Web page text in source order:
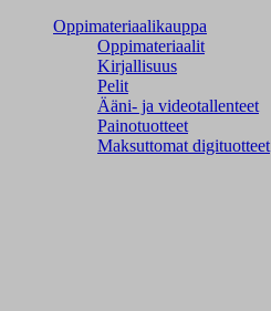
Oppimateriaalikauppa
Oppimateriaalit
Kirjallisuus
Pelit
Ääni- ja videotallenteet
Painotuotteet
Maksuttomat digituotteet